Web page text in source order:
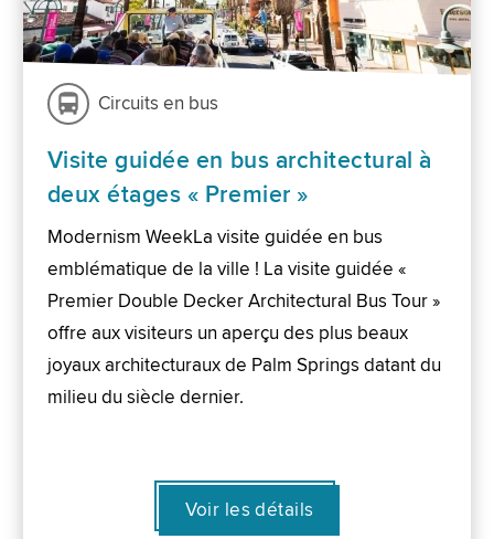
Circuits en bus
Visite guidée en bus architectural à
deux étages « Premier »
Modernism WeekLa visite guidée en bus
emblématique de la ville ! La visite guidée «
Premier Double Decker Architectural Bus Tour »
offre aux visiteurs un aperçu des plus beaux
joyaux architecturaux de Palm Springs datant du
milieu du siècle dernier.
Voir les détails